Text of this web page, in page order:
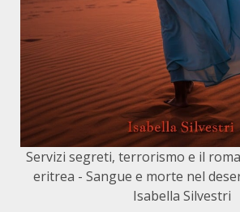
Servizi segreti, terrorismo e il
eritrea - Sangue e morte nel
Isabella Silvestri